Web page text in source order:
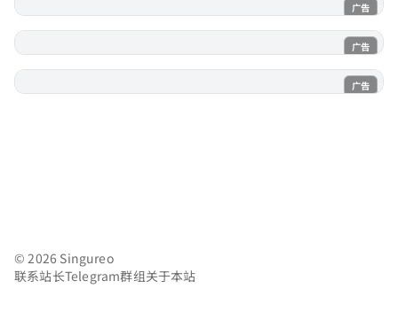
广告
电子魅魔
广告
魔法喵
广告
© 2026 Singureo
联系站长Telegram群组关于本站